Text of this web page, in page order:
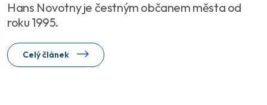
Hans Novotny je čestným občanem města od
roku 1995.
Celý článek